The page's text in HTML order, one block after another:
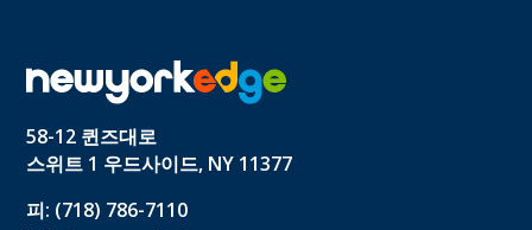
58-12 퀸즈대로
스위트 1 우드사이드, NY 11377
피: (718) 786-7110